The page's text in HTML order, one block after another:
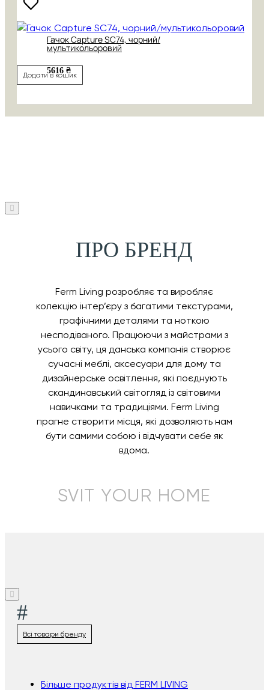
Гачок Capture SC74, чорний/
мультикольоровий
5616 ₴
Додати в кошик
ПРО БРЕНД
Ferm Living розробляє та виробляє
колекцію інтер’єру з багатими текстурами,
графічними деталями та ноткою
несподіваного. Працюючи з майстрами з
усього світу, ця данська компанія створює
сучасні меблі, аксесуари для дому та
дизайнерське освітлення, які поєднують
скандинавський світогляд із світовими
навичками та традиціями. Ferm Living
прагне створити місця, які дозволяють нам
бути самими собою і відчувати себе як
вдома.
SVIT YOUR HOME
#
Всі товари бренду
Більше продуктів від FERM LIVING